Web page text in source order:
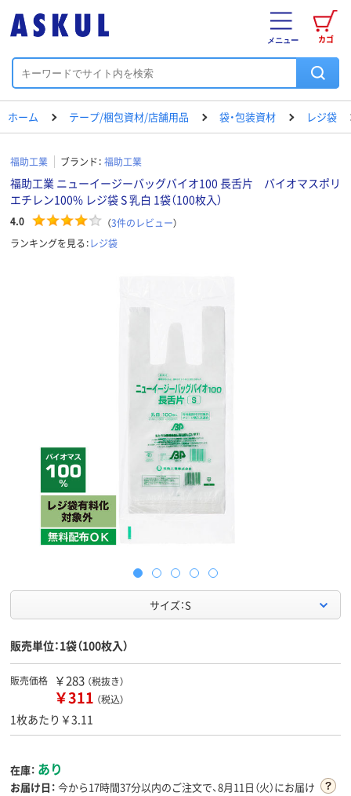
カゴ
メニュー
ホーム テープ/梱包資材/店舗用品 袋・包装資材 レジ袋
福助工業 ブランド： 福助工業
福助工業 ニューイージーバッグバイオ100 長舌片 バイオマスポリ
エチレン100% レジ袋 S 乳白 1袋（100枚入）
4.0 （3件のレビュー）
ランキングを見る：レジ袋
サイズ：S
販売単位：1袋（100枚入）
販売価格 ￥283 （税抜き）
￥311 （税込）
1枚あたり￥3.11
在庫： あり
お届け日： 今から17時間37分以内のご注文で、8月11日（火）にお届け